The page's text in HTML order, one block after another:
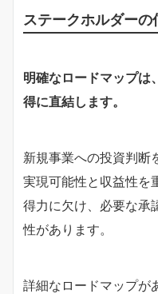
ステークホルダー
明確なロードマップは
得に直結します。
新規事業への投資判断
実現可能性と収益性を
得力に欠け、必要な承
性があります。
詳細なロードマップが